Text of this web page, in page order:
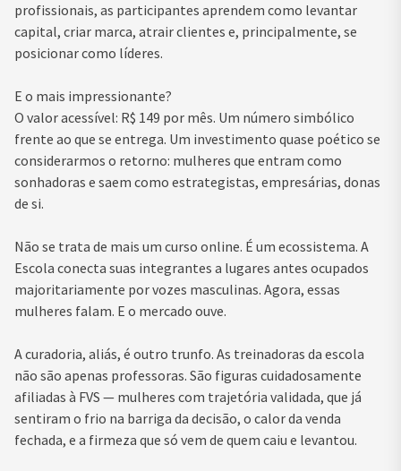
profissionais, as participantes aprendem como levantar
capital, criar marca, atrair clientes e, principalmente, se
posicionar como líderes.
E o mais impressionante?
O valor acessível: R$ 149 por mês. Um número simbólico
frente ao que se entrega. Um investimento quase poético se
considerarmos o retorno: mulheres que entram como
sonhadoras e saem como estrategistas, empresárias, donas
de si.
Não se trata de mais um curso online. É um ecossistema. A
Escola conecta suas integrantes a lugares antes ocupados
majoritariamente por vozes masculinas. Agora, essas
mulheres falam. E o mercado ouve.
A curadoria, aliás, é outro trunfo. As treinadoras da escola
não são apenas professoras. São figuras cuidadosamente
afiliadas à FVS — mulheres com trajetória validada, que já
sentiram o frio na barriga da decisão, o calor da venda
fechada, e a firmeza que só vem de quem caiu e levantou.